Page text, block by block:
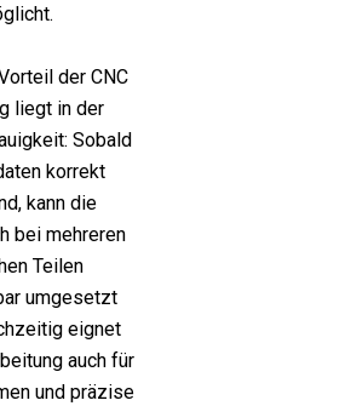
der CNC
liegt in der
Sobald
korrekt
kann die
bei mehreren
Teilen
umgesetzt
eignet
auch für
und präzise